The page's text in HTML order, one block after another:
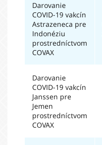
Darovanie
COVID-19 vakcín
Astrazeneca pre
Indonéziu
prostredníctvom
COVAX
Darovanie
COVID-19 vakcín
Janssen pre
Jemen
prostredníctvom
COVAX